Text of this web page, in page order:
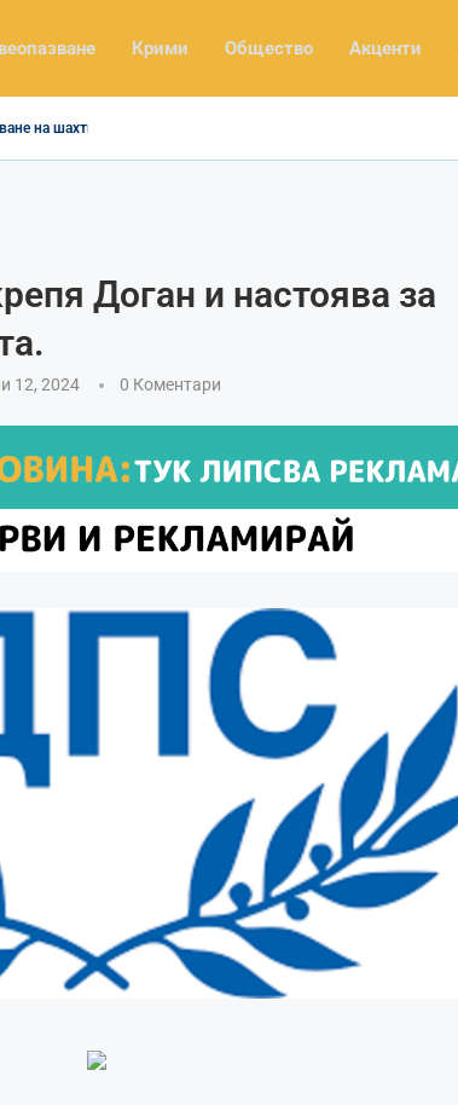
Крими Общество Акценти
на шахти
Доган и настоява за
12, 2024 0 Коментари